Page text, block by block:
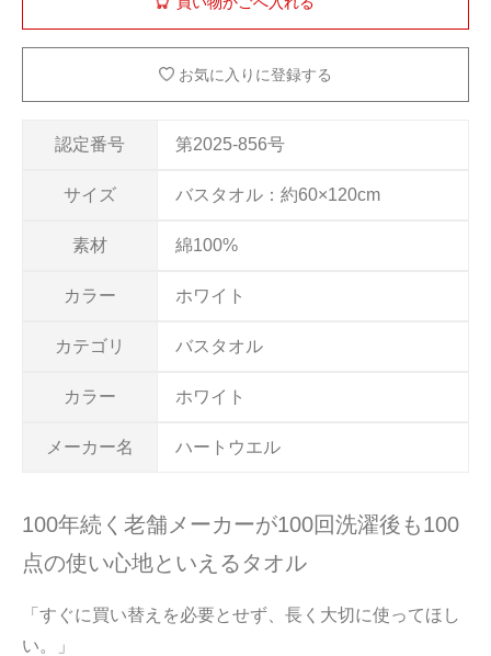
認定番号 第2025-856号
サイズ バスタオル：約60×120cm
素材 綿100%
カラー ホワイト
カテゴリ バスタオル
カラー ホワイト
メーカー名 ハートウエル
お気に入りに登録する
100年続く老舗メーカーが100回洗濯後も100
点の使い心地といえるタオル
「すぐに買い替えを必要とせず、長く大切に使ってほし
い。」